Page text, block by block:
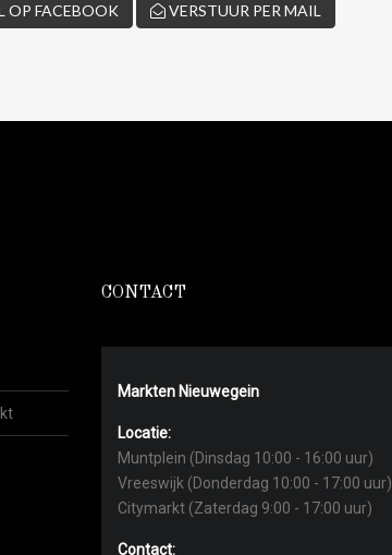
OP FACEBOOK VERSTUUR PER MAIL
CONTACT
Markten Nieuwegein
Locatie:
Muntplein (Dinsdag 10:00 - 16:00 uur)
Vreeswijk (Donderdag 10:00 - 17:00 uur)
Citymarkt (Zaterdag 9:00 - 17:00 uur)
Contact: